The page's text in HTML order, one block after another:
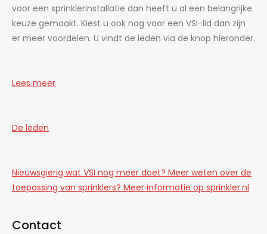
voor een sprinklerinstallatie dan heeft u al een belangrijke
keuze gemaakt. Kiest u ook nog voor een VSI-lid dan zijn
er meer voordelen. U vindt de leden via de knop hieronder.
Lees meer
De leden
Nieuwsgierig wat VSI nog meer doet? Meer weten over de
toepassing van sprinklers? Meer informatie op sprinkler.nl
Contact